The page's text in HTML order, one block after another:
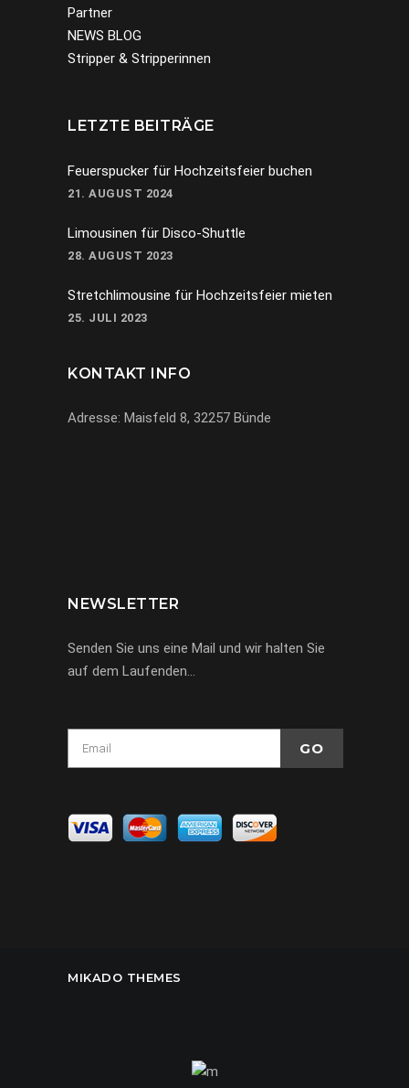
Partner
NEWS BLOG
Stripper & Stripperinnen
LETZTE BEITRÄGE
Feuerspucker für Hochzeitsfeier buchen
21. AUGUST 2024
Limousinen für Disco-Shuttle
28. AUGUST 2023
Stretchlimousine für Hochzeitsfeier mieten
25. JULI 2023
KONTAKT INFO
Adresse: Maisfeld 8, 32257 Bünde
NEWSLETTER
Senden Sie uns eine Mail und wir halten Sie
auf dem Laufenden…
MIKADO THEMES